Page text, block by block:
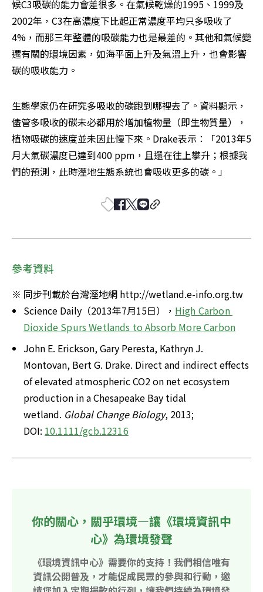
候C3吸碳的能力會差很多。在氣候乾燥的1995、1999及
2002年，C3在高濃度下比起正常濃度平均只多吸收了
4%，而那三年整體的吸碳能力也是最差的。其他和氣候變
遷有關的環境因素，如海平面上升及氣溫上升，也會影響
碳的吸收能力。
生態學家仍在研究多吸收的碳跑到哪裡去了。資料顯示，
儘管多吸收的碳未必都用於增加植物量（即生物質量），
植物吸碳的速度並未因此慢下來。Drake表示：「2013年5
月大氣碳濃度已達到400 ppm，且還在往上攀升；根據我
們的預測，此時溼地生態系統也會吸收更多的碳。」
參考資料
※ 同步刊載於台灣溼地網 http://wetland.e-info.org.tw
Science Daily（2013年7月15日）， High Carbon
Dioxide Spurs Wetlands to Absorb More Carbon
John E. Erickson, Gary Peresta, Kathryn J.
Montovan, Bert G. Drake. Direct and indirect effects
of elevated atmospheric CO2 on net ecosystem
production in a Chesapeake Bay tidal
wetland. Global Change Biology, 2013;
DOI: 10.1111/gcb.12316
你的關心，關乎環境—讓《環境資訊中
心》為環境發聲
《環境資訊中心》需要你的支持！我們相信唯有
資訊公開普及，才能促成民眾的參與和行動，邀